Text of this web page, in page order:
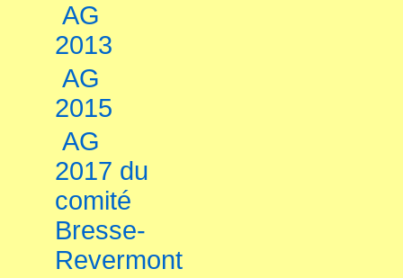
AG
2013
AG
2015
AG
2017 du
comité
Bresse-
Revermont